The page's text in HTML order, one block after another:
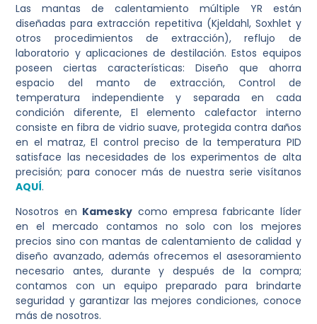
Las mantas de calentamiento múltiple YR están
diseñadas para extracción repetitiva (Kjeldahl, Soxhlet y
otros procedimientos de extracción), reflujo de
laboratorio y aplicaciones de destilación. Estos equipos
poseen ciertas características: Diseño que ahorra
espacio del manto de extracción, Control de
temperatura independiente y separada en cada
condición diferente, El elemento calefactor interno
consiste en fibra de vidrio suave, protegida contra daños
en el matraz, El control preciso de la temperatura PID
satisface las necesidades de los experimentos de alta
precisión; para conocer más de nuestra serie visítanos
AQUÍ.
Nosotros en Kamesky como empresa fabricante líder
en el mercado contamos no solo con los mejores
precios sino con mantas de calentamiento de calidad y
diseño avanzado, además ofrecemos el asesoramiento
necesario antes, durante y después de la compra;
contamos con un equipo preparado para brindarte
seguridad y garantizar las mejores condiciones, conoce
más de nosotros.